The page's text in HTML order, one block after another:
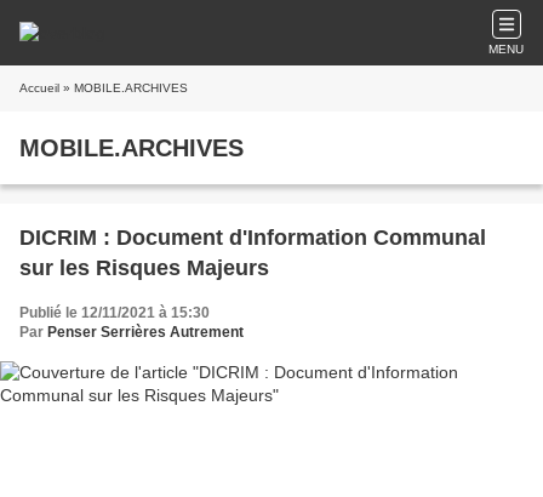
MENU
Accueil » MOBILE.ARCHIVES
MOBILE.ARCHIVES
DICRIM : Document d'Information Communal
sur les Risques Majeurs
Publié le 12/11/2021 à 15:30
Par Penser Serrières Autrement